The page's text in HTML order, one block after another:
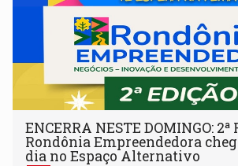
ENCERRA NESTE DOMINGO: 2ª
Rondônia Empreendedora
dia no Espaço Alternativo